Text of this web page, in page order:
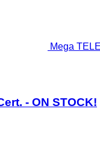
Mega
- ON STOCK!